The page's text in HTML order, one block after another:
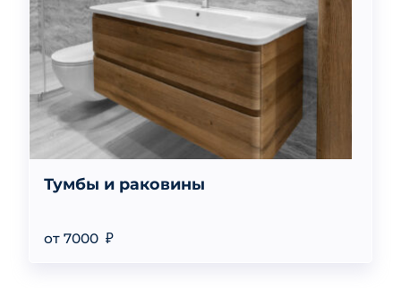
Тумбы и раковины
от 7000 ₽